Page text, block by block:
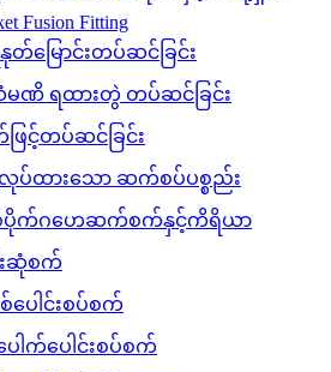
Fusion Fitting
နုတ်မြောင်းတပ်ဆင်ခြင်း
မဏိ ရထားတွဲ တပ်ဆင်ခြင်း
ဖြင့်တပ်ဆင်ခြင်း
လုပ်ထားသော ဆက်စပ်ပစ္စည်း
က်ဂဟေဆက်စက်နှင့်ကိရိယာ
ဆုံစက်
ပေါင်းစပ်စက်
ါက်ပေါင်းစပ်စက်